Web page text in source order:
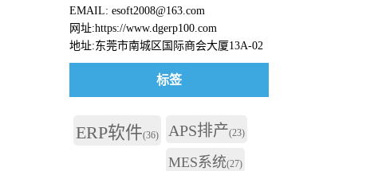
EMAIL: esoft2008@163.com
网址:https://www.dgerp100.com
地址:东莞市南城区国际商会大厦13A-02
标签
ERP软件(36) APS排产(23)
MES系统(27)